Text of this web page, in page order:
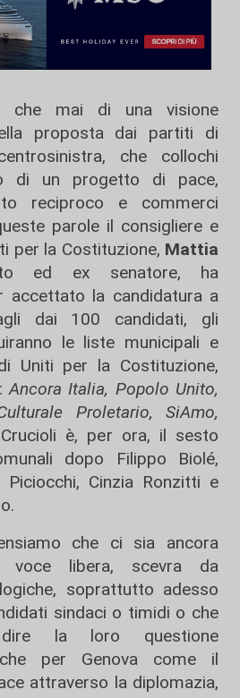
che mai di una visione
proposta dai partiti di
che collochi
di un progetto di pace,
reciproco e commerci
parole il consigliere e
per la Costituzione, Mattia
ed ex senatore, ha
accettato la candidatura a
dai 100 candidati, gli
le liste municipali e
Uniti per la Costituzione,
Ancora Italia, Popolo Unito,
Proletario, SiAmo,
è, per ora, il sesto
dopo Filippo Biolé,
Piciocchi, Cinzia Ronzitti e
che ci sia ancora
voce libera, scevra da
soprattutto adesso
sindaci o timidi o che
la loro questione
per Genova come il
attraverso la diplomazia,